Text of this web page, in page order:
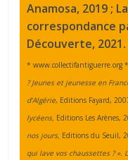
Anamosa, 2019 ;
correspondance
Découverte, 2021.
* www.collectifantiguerre.org
? Jeunes et jeunesse en
d’Algérie, Editions Fayard,
lycéens, Editions Les Arènes,
nos jours, Editions du Seuil,
qui lave vos chaussettes ? ».